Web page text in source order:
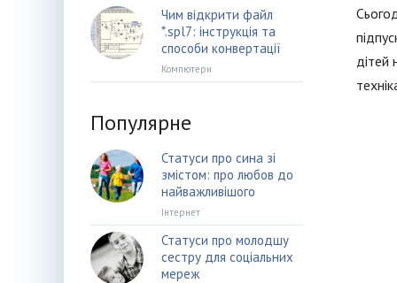
Чим відкрити файл
*.spl7: інструкція та
способи конвертації
Компютери
Популярне
Статуси про сина зі
змістом: про любов до
найважливішого
Інтернет
Статуси про молодшу
сестру для соціальних
мереж